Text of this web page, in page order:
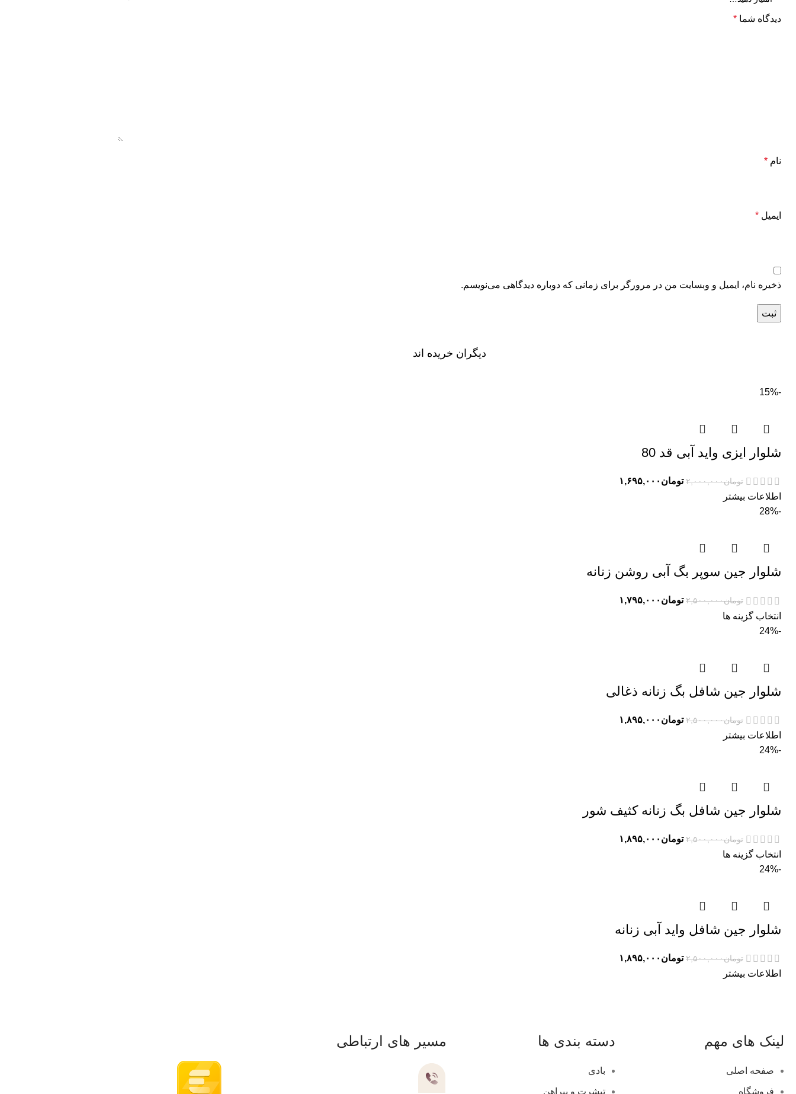
دیدگاه شما *
نام *
ایمیل *
ذخیره نام، ایمیل و وبسایت من در مرورگر برای زمانی که دوباره دیدگاهی می‌نویسم.
دیگران خریده اند
-15%
شلوار ایزی واید آبی قد 80
تومان۲,۰۰۰,۰۰۰ تومان ۱,۶۹۵,۰۰۰
اطلاعات بیشتر
-28%
شلوار جین سوپر بگ آبی روشن زنانه
تومان۲,۵۰۰,۰۰۰ تومان ۱,۷۹۵,۰۰۰
انتخاب گزینه ها
-24%
شلوار جین شافل بگ زنانه ذغالی
تومان۲,۵۰۰,۰۰۰ تومان ۱,۸۹۵,۰۰۰
اطلاعات بیشتر
-24%
شلوار جین شافل بگ زنانه کثیف شور
تومان۲,۵۰۰,۰۰۰ تومان ۱,۸۹۵,۰۰۰
انتخاب گزینه ها
-24%
شلوار جین شافل واید آبی زنانه
تومان۲,۵۰۰,۰۰۰ تومان ۱,۸۹۵,۰۰۰
اطلاعات بیشتر
لینک های مهم
صفحه اصلی
فروشگاه
دسته بندی ها
بادی
تیشرت و پیراهن
مسیر های ارتباطی